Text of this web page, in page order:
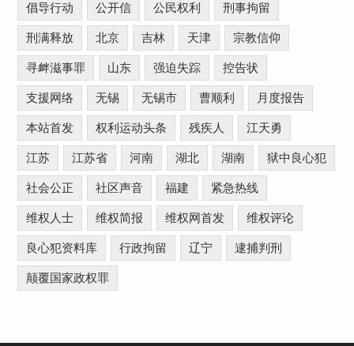
倡导行动 公开信 公民权利 刑事拘留
刑满释放 北京 吉林 天津 宗教信仰
寻衅滋事罪 山东 强迫失踪 控告状
支援网络 无锡 无锡市 曹顺利 月度报告
本站首发 权利运动头条 残疾人 江天勇
江苏 江苏省 河南 湖北 湖南 狱中良心犯
社会公正 社区声音 福建 紧急热线
维权人士 维权简报 维权网首发 维权评论
良心犯资料库 行政拘留 辽宁 逮捕判刑
颠覆国家政权罪